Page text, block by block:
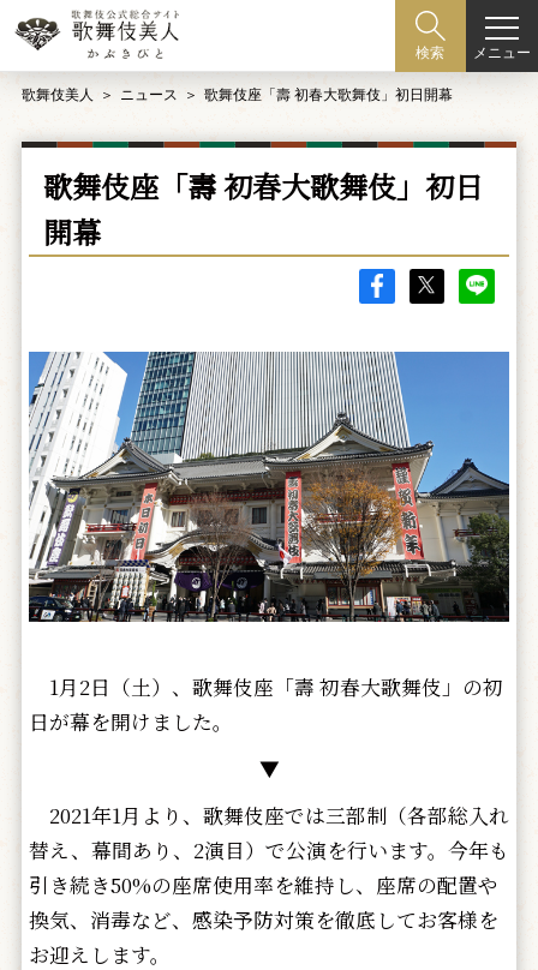
検索 メニュー
歌舞伎美人 ニュース 歌舞伎座「壽 初春大歌舞伎」初日開幕
歌舞伎座「壽 初春大歌舞伎」初日
開幕
1月2日（土）、歌舞伎座「壽 初春大歌舞伎」の初
日が幕を開けました。
▼
2021年1月より、歌舞伎座では三部制（各部総入れ
替え、幕間あり、2演目）で公演を行います。今年も
引き続き50%の座席使用率を維持し、座席の配置や
換気、消毒など、感染予防対策を徹底してお客様を
お迎えします。